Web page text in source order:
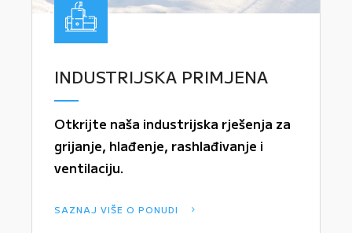
INDUSTRIJSKA PRIMJENA
Otkrijte naša industrijska rješenja za
grijanje, hlađenje, rashlađivanje i
ventilaciju.
SAZNAJ VIŠE O PONUDI